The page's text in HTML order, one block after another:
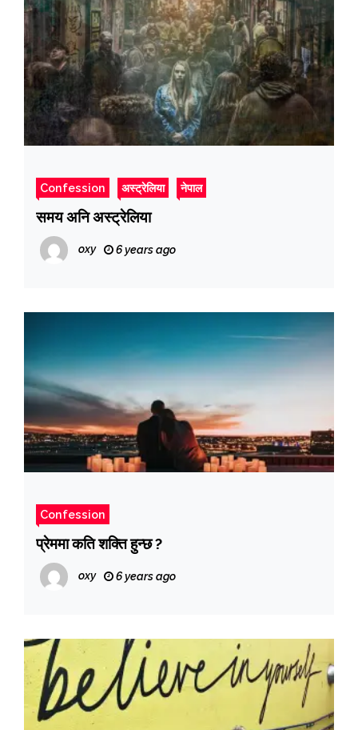
Confession अस्ट्रेलिया नेपाल
समय अनि अस्ट्रेलिया
oxy 6 years ago
Confession
प्रेममा कति शक्ति हुन्छ ?
oxy 6 years ago